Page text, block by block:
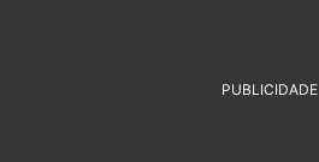
PUBLICIDADE